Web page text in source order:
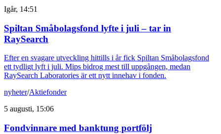
Igår, 14:51
Spiltan Småbolagsfond lyfte i juli – tar in
RaySearch
Efter en svagare utveckling hittills i år fick Spiltan Småbolagsfond
ett tydligt lyft i juli. Mips bidrog mest till uppgången, medan
RaySearch Laboratories är ett nytt innehav i fonden.
nyheter/Aktiefonder
5 augusti, 15:06
Fondvinnare med banktung portfölj